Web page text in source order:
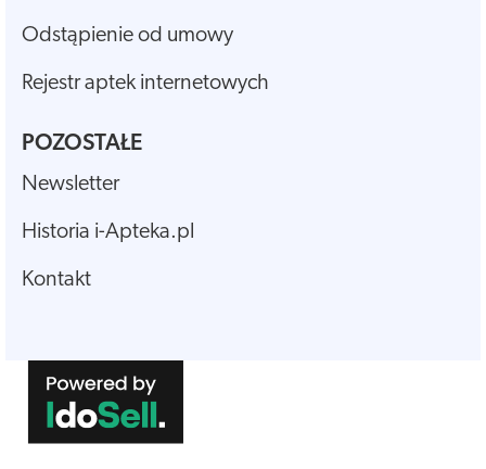
Odstąpienie od umowy
Rejestr aptek internetowych
POZOSTAŁE
Newsletter
Historia i-Apteka.pl
Kontakt